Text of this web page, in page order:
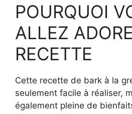
POURQUOI
ALLEZ
RECETTE
Cette recette de bark à la
seulement facile à réaliser,
également pleine de